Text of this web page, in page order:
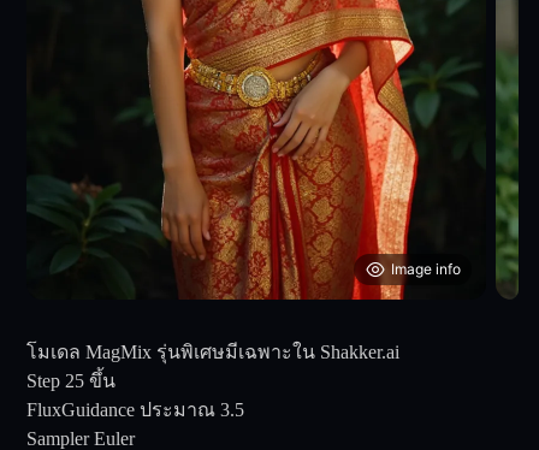
Image info
โมเดล MagMix รุ่นพิเศษมีเฉพาะใน Shakker.ai
Step 25 ขึ้น
FluxGuidance ประมาณ 3.5
Sampler Euler